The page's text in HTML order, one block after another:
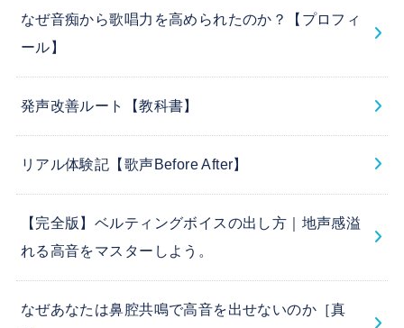
なぜ音痴から歌唱力を高められたのか？【プロフィ
ール】
発声改善ルート【教科書】
リアル体験記【歌声Before After】
【完全版】ベルティングボイスの出し方｜地声感溢
れる高音をマスターしよう。
なぜあなたは鼻腔共鳴で高音を出せないのか［真